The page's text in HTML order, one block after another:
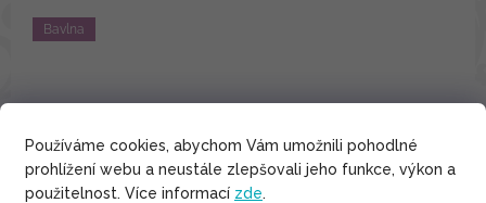
Používáme cookies, abychom Vám umožnili pohodlné
prohlížení webu a neustále zlepšovali jeho funkce, výkon a
použitelnost. Více informací zde.
Bavlna